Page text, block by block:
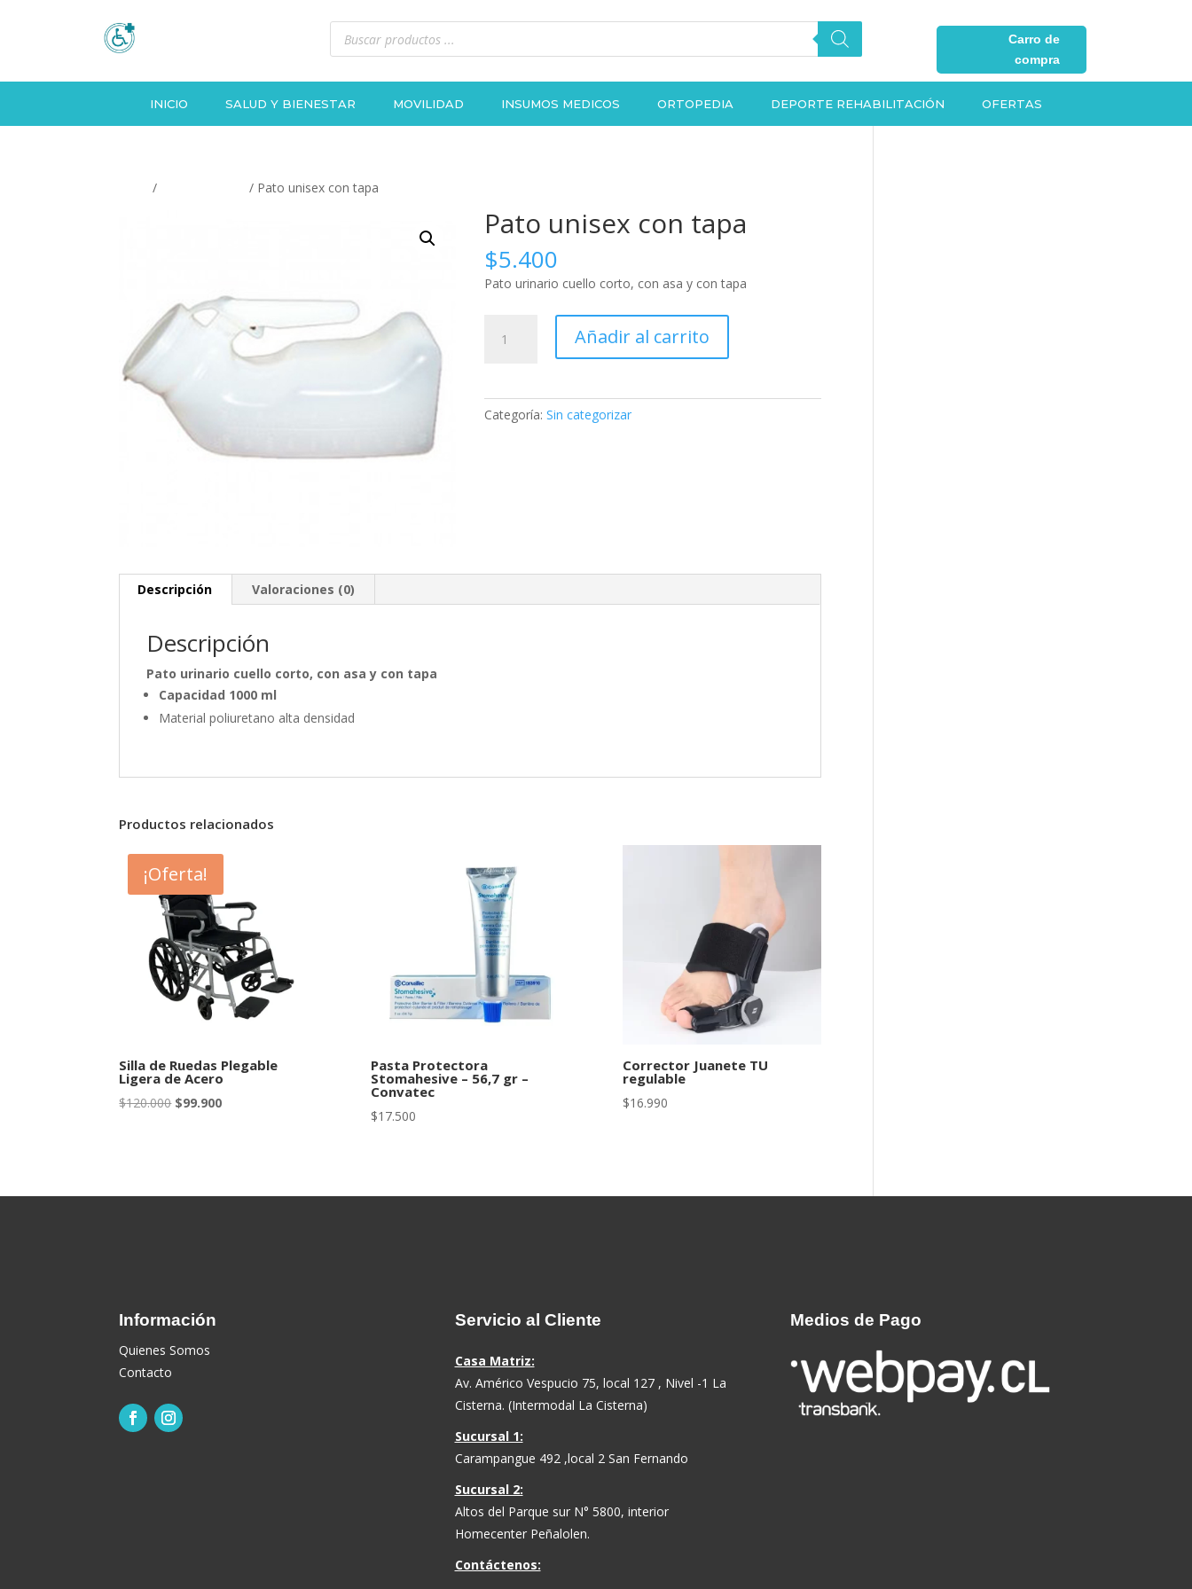
Búsqueda
productos
Carro de
compra
INICIO SALUD Y BIENESTAR MOVILIDAD INSUMOS MEDICOS ORTOPEDIA DEPORTE REHABILITACIÓN OFERTAS
/ / Pato unisex con tapa
Pato unisex con tapa
$5.400
Pato urinario cuello corto, con asa y con tapa
unisex
cantidad
Añadir al carrito
Categoría:Sin categorizar
Descripción Valoraciones (0)
Descripción
Pato urinario cuello corto, con asa y con tapa
Capacidad 1000 ml
Material poliuretano alta densidad
Productos relacionados
¡Oferta!
Silla de Ruedas Plegable
Ligera de Acero
$120.000 El
$99.900El
Pasta Protectora
Stomahesive – 56,7 gr –
Convatec
$17.500
Corrector Juanete TU
regulable
$16.990
Información
Quienes Somos
Contacto
Servicio al Cliente
Casa Matriz:
Av. Américo Vespucio 75, local 127 , Nivel -1 La
Cisterna. (Intermodal La Cisterna)
Sucursal 1:
Carampangue 492 ,local 2 San Fernando
Sucursal 2:
Altos del Parque sur N° 5800, interior
Homecenter Peñalolen.
Contáctenos:
Medios de Pago